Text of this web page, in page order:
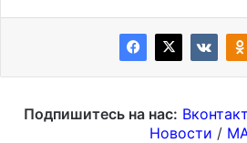
Подпишитесь на нас:
Новости /